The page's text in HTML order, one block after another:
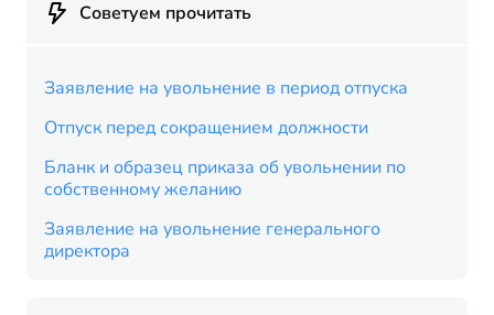
Советуем прочитать
Заявление на увольнение в период отпуска
Отпуск перед сокращением должности
Бланк и образец приказа об увольнении по
собственному желанию
Заявление на увольнение генерального
директора